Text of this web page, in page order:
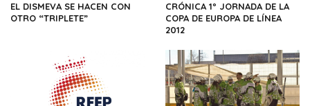
EL DISMEVA SE HACEN CON
OTRO “TRIPLETE”
CRÓNICA 1º JORNADA DE LA
COPA DE EUROPA DE LÍNEA
2012